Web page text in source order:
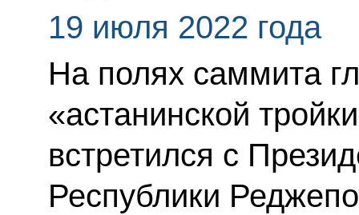
19 июля 2022 года
На полях саммита
«астанинской
встретился с
Республики